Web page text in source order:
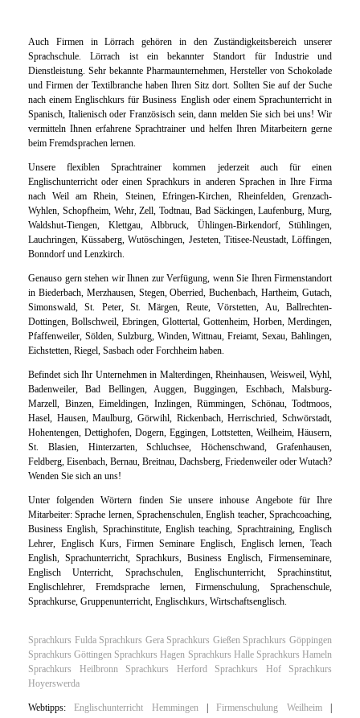
Auch Firmen in Lörrach gehören in den Zuständigkeitsbereich unserer
Sprachschule. Lörrach ist ein bekannter Standort für Industrie und
Dienstleistung. Sehr bekannte Pharmaunternehmen, Hersteller von Schokolade
und Firmen der Textilbranche haben Ihren Sitz dort. Sollten Sie auf der Suche
nach einem Englischkurs für Business English oder einem Sprachunterricht in
Spanisch, Italienisch oder Französisch sein, dann melden Sie sich bei uns! Wir
vermitteln Ihnen erfahrene Sprachtrainer und helfen Ihren Mitarbeitern gerne
beim Fremdsprachen lernen.
Unsere flexiblen Sprachtrainer kommen jederzeit auch für einen
Englischunterricht oder einen Sprachkurs in anderen Sprachen in Ihre Firma
nach Weil am Rhein, Steinen, Efringen-Kirchen, Rheinfelden, Grenzach-
Wyhlen, Schopfheim, Wehr, Zell, Todtnau, Bad Säckingen, Laufenburg, Murg,
Waldshut-Tiengen, Klettgau, Albbruck, Ühlingen-Birkendorf, Stühlingen,
Lauchringen, Küssaberg, Wutöschingen, Jesteten, Titisee-Neustadt, Löffingen,
Bonndorf und Lenzkirch.
Genauso gern stehen wir Ihnen zur Verfügung, wenn Sie Ihren Firmenstandort
in Biederbach, Merzhausen, Stegen, Oberried, Buchenbach, Hartheim, Gutach,
Simonswald, St. Peter, St. Märgen, Reute, Vörstetten, Au, Ballrechten-
Dottingen, Bollschweil, Ebringen, Glottertal, Gottenheim, Horben, Merdingen,
Pfaffenweiler, Sölden, Sulzburg, Winden, Wittnau, Freiamt, Sexau, Bahlingen,
Eichstetten, Riegel, Sasbach oder Forchheim haben.
Befindet sich Ihr Unternehmen in Malterdingen, Rheinhausen, Weisweil, Wyhl,
Badenweiler, Bad Bellingen, Auggen, Buggingen, Eschbach, Malsburg-
Marzell, Binzen, Eimeldingen, Inzlingen, Rümmingen, Schönau, Todtmoos,
Hasel, Hausen, Maulburg, Görwihl, Rickenbach, Herrischried, Schwörstadt,
Hohentengen, Dettighofen, Dogern, Eggingen, Lottstetten, Weilheim, Häusern,
St. Blasien, Hinterzarten, Schluchsee, Höchenschwand, Grafenhausen,
Feldberg, Eisenbach, Bernau, Breitnau, Dachsberg, Friedenweiler oder Wutach?
Wenden Sie sich an uns!
Unter folgenden Wörtern finden Sie unsere inhouse Angebote für Ihre
Mitarbeiter: Sprache lernen, Sprachenschulen, English teacher, Sprachcoaching,
Business English, Sprachinstitute, English teaching, Sprachtraining, Englisch
Lehrer, Englisch Kurs, Firmen Seminare Englisch, Englisch lernen, Teach
English, Sprachunterricht, Sprachkurs, Business Englisch, Firmenseminare,
Englisch Unterricht, Sprachschulen, Englischunterricht, Sprachinstitut,
Englischlehrer, Fremdsprache lernen, Firmenschulung, Sprachenschule,
Sprachkurse, Gruppenunterricht, Englischkurs, Wirtschaftsenglisch.
Sprachkurs Fulda Sprachkurs Gera Sprachkurs Gießen Sprachkurs Göppingen
Sprachkurs Göttingen Sprachkurs Hagen Sprachkurs Halle Sprachkurs Hameln
Sprachkurs Heilbronn
Sprachkurs Herford Sprachkurs Hof
Sprachkurs
Hoyerswerda
Webtipps:Englischunterricht Hemmingen |Firmenschulung Weilheim|